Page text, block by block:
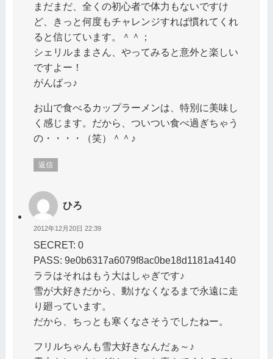
まだまだ、全くの初心者で体力もないですけ
ど、きっと何度もチャレンジすれば慣れてくれ
ると信じています。＾＾；
シェリルままさん、やってみると意外と楽しい
ですよー！
がんばっ♪
お山で食べるカップラーメンは、特別に美味し
く感じます。だから、ついつい食べ過ぎちゃう
の・・・・（笑）＾＾♪
返信
ひろ
2012年12月20日 22:39
SECRET: 0
PASS: 9e0b6317a6079f8ac0be18d1181a4140
ララはそれはもう大はしゃぎです♪
雪が大好きだから、動けなくなるまで永遠に走
り廻っています。
だから、ちっとも寒くなさそうでしたねー。
フリルちゃんも雪大好きなんだぁ～♪